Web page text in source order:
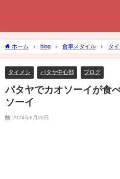
ホーム blog 食事スタイル タ
る! ラムテテカオソーイ
タイメシ パタヤ中心部 ブログ
パタヤでカオソーイが食
ソーイ
2024年8月26日